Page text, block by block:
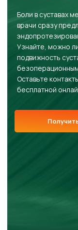
Боли в суставах
врачи сразу
Узнайте, можно
подвижность
Оставьте
бесплатной